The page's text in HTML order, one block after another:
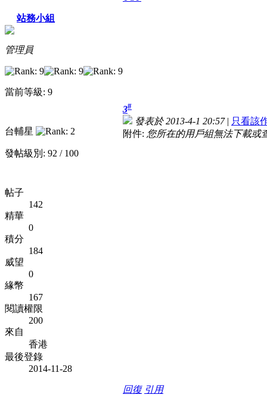
站務小組
管理員
當前等級: 9
台輔星
發帖級別: 92 / 100
帖子
142
精華
0
積分
184
威望
0
緣幣
167
閱讀權限
200
來自
香港
最後登錄
2014-11-28
3#
發表於 2013-4-1 20:57| 只看該
附件: 您所在的用戶組無法下載或
回復 引用